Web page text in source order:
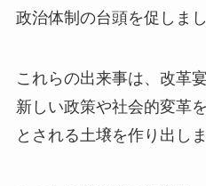
政治体制の台頭を促しまし
これらの出来事は、改革
新しい政策や社会的変革
とされる土壌を作り出しま